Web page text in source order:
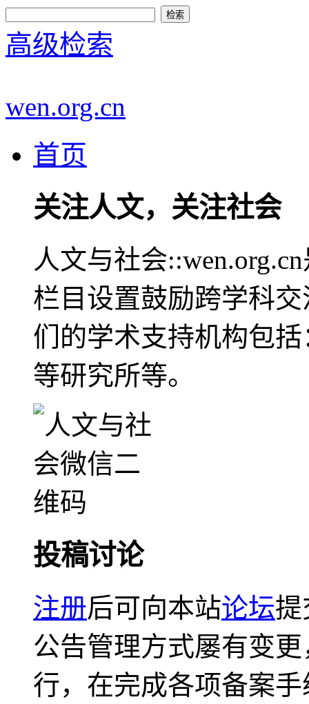
高级检索
wen.org.cn
首页
关注人文，关注社会
人文与社会
栏目设置鼓励跨学科
们的学术支持机构包
等研究所等。
投稿讨论
注册后可向本站论坛提
公告管理方式屡有变
行，在完成各项备案